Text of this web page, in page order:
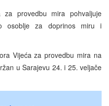
za provedbu mira pohvaljuje
osoblje za doprinos miru i
Vijeća za provedbu mira na
u Sarajevu 24. i 25. veljače